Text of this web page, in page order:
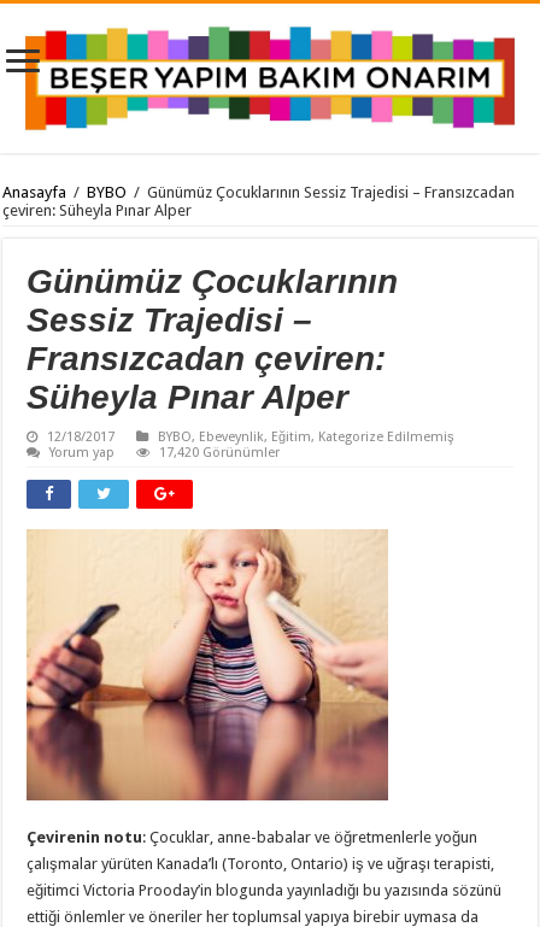
Anasayfa / BYBO / Günümüz Çocuklarının Sessiz Trajedisi – Fransızcadan
çeviren: Süheyla Pınar Alper
Günümüz Çocuklarının
Sessiz Trajedisi –
Fransızcadan çeviren:
Süheyla Pınar Alper
12/18/2017 BYBO, Ebeveynlik, Eğitim, Kategorize Edilmemiş
Yorum yap
17,420 Görünümler
Çevirenin notu: Çocuklar, anne-babalar ve öğretmenlerle yoğun
çalışmalar yürüten Kanada’lı (Toronto, Ontario) iş ve uğraşı terapisti,
eğitimci Victoria Prooday’in blogunda yayınladığı bu yazısında sözünü
ettiği önlemler ve öneriler her toplumsal yapıya birebir uymasa da